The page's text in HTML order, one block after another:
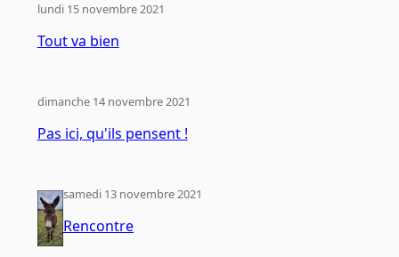
Tout va bien
lundi 15 novembre 2021
Pas ici, qu'ils pensent !
dimanche 14 novembre 2021
Rencontre
samedi 13 novembre 2021